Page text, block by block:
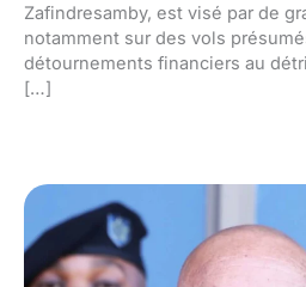
Zafindresamby, est visé par de
notamment sur des vols
détournements financiers au
[…]